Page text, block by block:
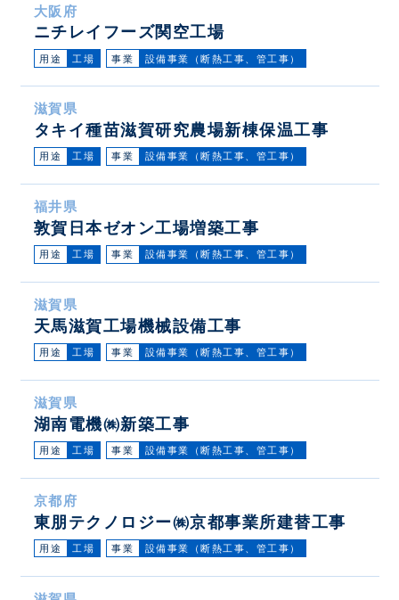
大阪府
ニチレイフーズ関空工場
用途 工場 事業 設備事業（断熱工事、管工事）
滋賀県
タキイ種苗滋賀研究農場新棟保温工事
用途 工場 事業 設備事業（断熱工事、管工事）
福井県
敦賀日本ゼオン工場増築工事
用途 工場 事業 設備事業（断熱工事、管工事）
滋賀県
天馬滋賀工場機械設備工事
用途 工場 事業 設備事業（断熱工事、管工事）
滋賀県
湖南電機㈱新築工事
用途 工場 事業 設備事業（断熱工事、管工事）
京都府
東朋テクノロジー㈱京都事業所建替工事
用途 工場 事業 設備事業（断熱工事、管工事）